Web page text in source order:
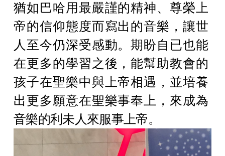
猶如巴哈用最嚴謹的精神、尊榮上
帝的信仰態度而寫出的音樂，讓世
人至今仍深受感動。期盼自已也能
在更多的學習之後，能幫助教會的
孩子在聖樂中與上帝相遇，並培養
出更多願意在聖樂事奉上，來成為
音樂的利未人來服事上帝。